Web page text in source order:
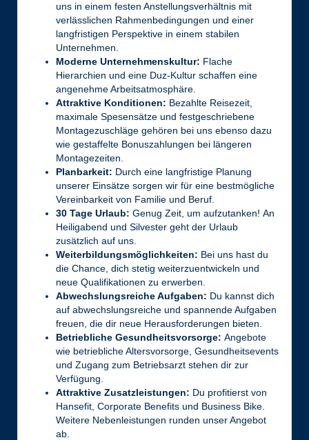
uns in einem festen Anstellungsverhältnis mit
verlässlichen Rahmenbedingungen und einer
langfristigen Perspektive in einem stabilen
Unternehmen.
Moderne Unternehmenskultur: Flache
Hierarchien und eine Duz-Kultur schaffen eine
angenehme Arbeitsatmosphäre.
Attraktive Konditionen: Bezahlte Reisezeit,
maximale Spesensätze und festgeschriebene
Montagezuschläge gehören bei uns ebenso dazu
wie gestaffelte Bonuszahlungen bei längeren
Montagezeiten.
Planbarkeit: Durch eine langfristige Planung
unserer Einsätze sorgen wir für eine bestmögliche
Vereinbarkeit von Familie und Beruf.
30 Tage Urlaub: Genug Zeit, um aufzutanken! An
Heiligabend und Silvester geht der Urlaub
zusätzlich auf uns.
Weiterbildungsmöglichkeiten: Bei uns hast du
die Chance, dich stetig weiterzuentwickeln und
neue Qualifikationen zu erwerben.
Abwechslungsreiche Aufgaben: Du kannst dich
auf abwechslungsreiche und spannende Aufgaben
freuen, die dir neue Herausforderungen bieten.
Betriebliche Gesundheitsvorsorge: Angebote
wie betriebliche Altersvorsorge, Gesundheitsevents
und Zugang zum Betriebsarzt stehen dir zur
Verfügung.
Attraktive Zusatzleistungen: Du profitierst von
Hansefit, Corporate Benefits und Business Bike.
Weitere Nebenleistungen runden unser Angebot
ab.